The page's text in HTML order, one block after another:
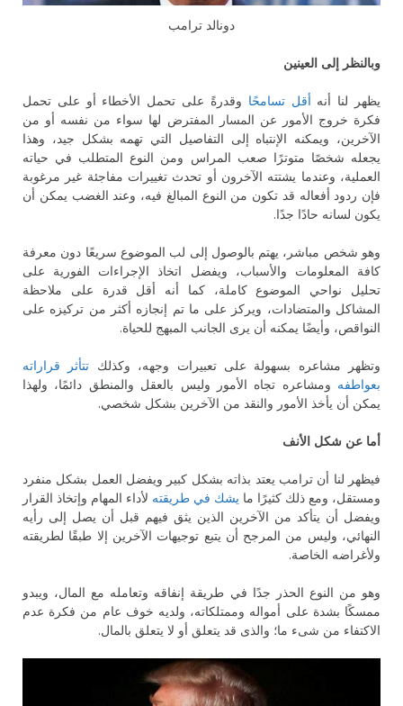
دونالد ترامب
وبالنظر إلى العينين
يظهر لنا أنه أقل تسامحًا وقدرةً على تحمل الأخطاء أو على تحمل
فكرة خروج الأمور عن المسار المفترض لها سواء من نفسه أو من
الآخرين، ويمكنه الإنتباه إلى التفاصيل التي تهمه بشكل جيد، وهذا
يجعله شخصًا متوترًا صعب المراس ومن النوع المتطلب في حياته
العملية، وعندما يشتته الآخرون أو تحدث تغييرات مفاجئة غير مرغوبة
فإن ردود أفعاله قد تكون من النوع المبالغ فيه، وعند الغضب يمكن أن
يكون لسانه حادًا جدًا.
وهو شخص مباشر، يهتم بالوصول إلى لب الموضوع سريعًا دون معرفة
كافة المعلومات والأسباب، ويفضل اتخاذ الإجراءات الفورية على
تحليل نواحي الموضوع كاملة، كما أنه أقل قدرة على ملاحظة
المشاكل والمتضادات، ويركز على ما تم إنجازه أكثر من تركيزه على
النواقص، وأيضًا يمكنه أن يرى الجانب المبهج للحياة.
وتظهر مشاعره بسهولة على تعبيرات وجهه، وكذلك تتأثر قراراته
بعواطفه ومشاعره تجاه الأمور وليس بالعقل والمنطق دائمًا، ولهذا
يمكن أن يأخذ الأمور والنقد من الآخرين بشكل شخصي.
أما عن شكل الأنف
فيظهر لنا أن ترامب يعتد بذاته بشكل كبير ويفضل العمل بشكل منفرد
ومستقل، ومع ذلك كثيرًا ما يشك في طريقته لأداء المهام وإتخاذ القرار
ويفضل أن يتأكد من الآخرين الذين يثق فيهم قبل أن يصل إلى رأيه
النهائي، وليس من المرجح أن يتبع توجيهات الآخرين إلا طبقًا لطريقته
ولأغراضه الخاصة.
وهو من النوع الحذر جدًا في طريقة إنفاقه وتعامله مع المال، ويبدو
ممسكًا بشدة على أمواله وممتلكاته، ولديه خوف عام من فكرة عدم
الاكتفاء من شىء ما؛ والذى قد يتعلق أو لا يتعلق بالمال.